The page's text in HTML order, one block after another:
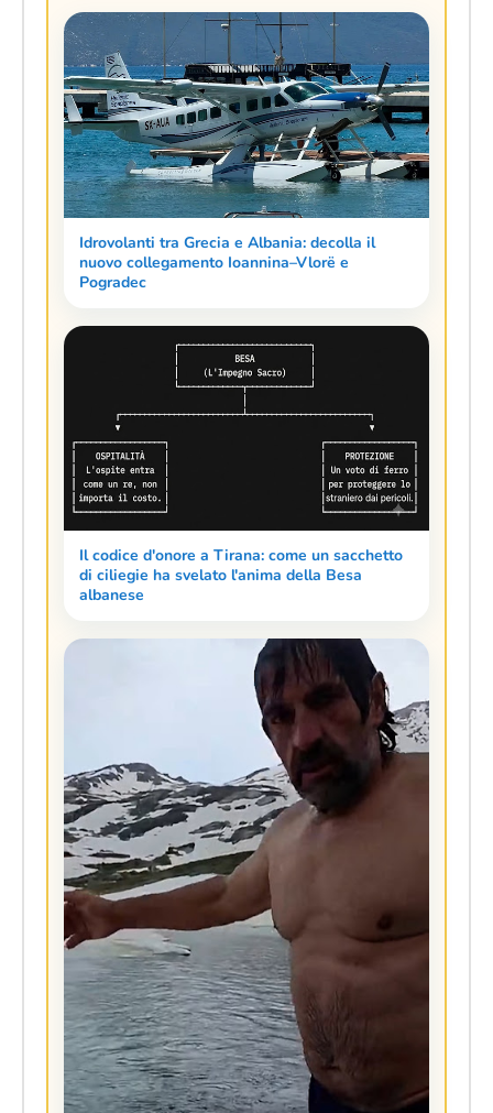
Idrovolanti tra Grecia e Albania: decolla il
nuovo collegamento Ioannina–Vlorë e
Pogradec
Il codice d'onore a Tirana: come un sacchetto
di ciliegie ha svelato l'anima della Besa
albanese